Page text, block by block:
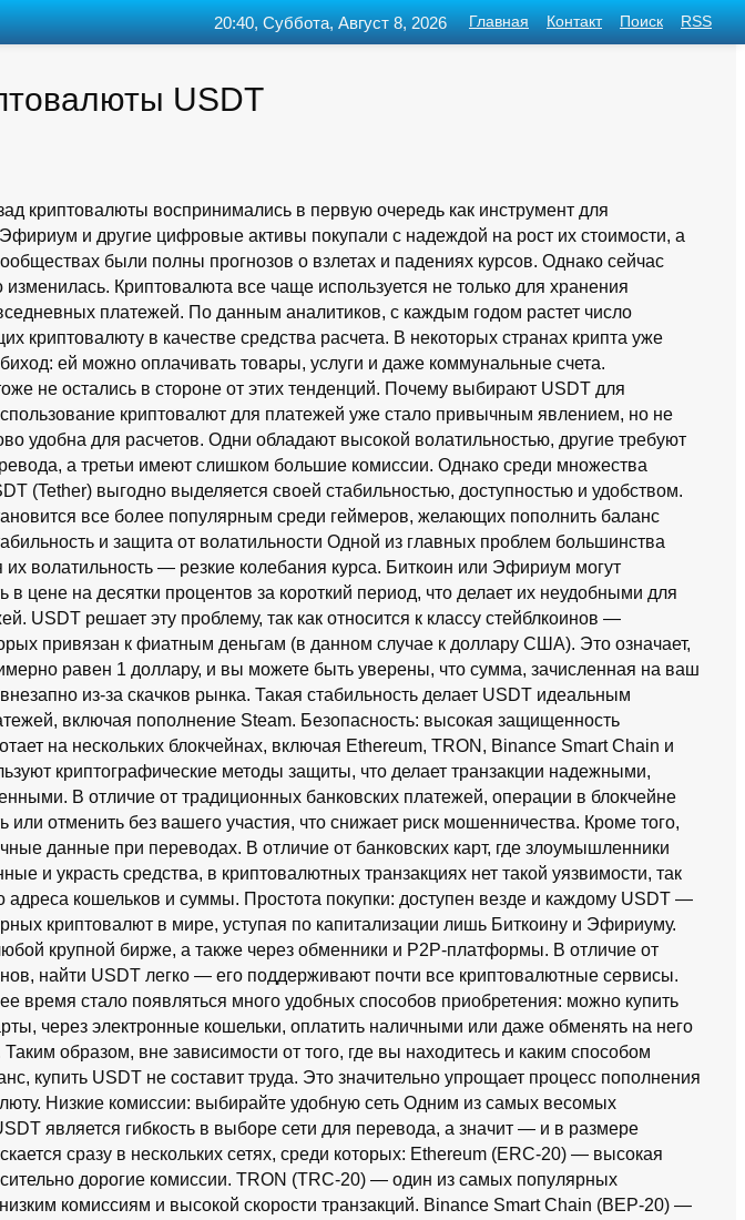
USDT
криптовалюты воспринимались в первую очередь как инструмент для
и другие цифровые активы покупали с надеждой на рост их стоимости, а
были полны прогнозов о взлетах и падениях курсов. Однако сейчас
изменилась. Криптовалюта все чаще используется не только для хранения
платежей. По данным аналитиков, с каждым годом растет число
криптовалюту в качестве средства расчета. В некоторых странах крипта уже
ей можно оплачивать товары, услуги и даже коммунальные счета.
не остались в стороне от этих тенденций. Почему выбирают USDT для
криптовалют для платежей уже стало привычным явлением, но не
удобна для расчетов. Одни обладают высокой волатильностью, другие требуют
а третьи имеют слишком большие комиссии. Однако среди множества
(Tether) выгодно выделяется своей стабильностью, доступностью и удобством.
все более популярным среди геймеров, желающих пополнить баланс
и защита от волатильности Одной из главных проблем большинства
их волатильность — резкие колебания курса. Биткоин или Эфириум могут
в цене на десятки процентов за короткий период, что делает их неудобными для
USDT решает эту проблему, так как относится к классу стейблкоинов —
привязан к фиатным деньгам (в данном случае к доллару США). Это означает,
равен 1 доллару, и вы можете быть уверены, что сумма, зачисленная на ваш
из-за скачков рынка. Такая стабильность делает USDT идеальным
включая пополнение Steam. Безопасность: высокая защищенность
на нескольких блокчейнах, включая Ethereum, TRON, Binance Smart Chain и
криптографические методы защиты, что делает транзакции надежными,
В отличие от традиционных банковских платежей, операции в блокчейне
или отменить без вашего участия, что снижает риск мошенничества. Кроме того,
данные при переводах. В отличие от банковских карт, где злоумышленники
и украсть средства, в криптовалютных транзакциях нет такой уязвимости, так
адреса кошельков и суммы. Простота покупки: доступен везде и каждому USDT —
криптовалют в мире, уступая по капитализации лишь Биткоину и Эфириуму.
крупной бирже, а также через обменники и P2P-платформы. В отличие от
найти USDT легко — его поддерживают почти все криптовалютные сервисы.
время стало появляться много удобных способов приобретения: можно купить
через электронные кошельки, оплатить наличными или даже обменять на него
образом, вне зависимости от того, где вы находитесь и каким способом
купить USDT не составит труда. Это значительно упрощает процесс пополнения
Низкие комиссии: выбирайте удобную сеть Одним из самых весомых
является гибкость в выборе сети для перевода, а значит — и в размере
сразу в нескольких сетях, среди которых: Ethereum (ERC-20) — высокая
дорогие комиссии. TRON (TRC-20) — один из самых популярных
комиссиям и высокой скорости транзакций. Binance Smart Chain (BEP-20) —
20:40, Суббота, Август 8, 2026 Главная Контакт Поиск RSS